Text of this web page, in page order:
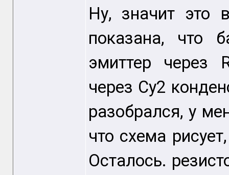
Ну, значит это
показана, что
эмиттер через
через Cy2
разобрался, у
что схема
Осталось.